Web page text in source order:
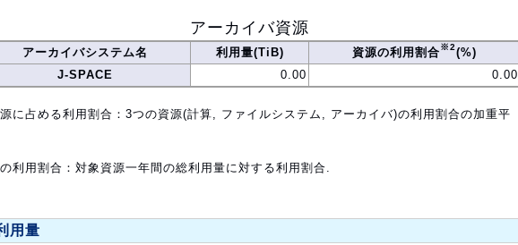
アーカイバ資源
アーカイバシステム名 利用量(TiB) 資源の利用割合※2(%)
J-SPACE
0.00 0.00
に占める利用割合：3つの資源(計算, ファイルシステム, アーカイバ)の利用割合の加重平
利用割合：対象資源一年間の総利用量に対する利用割合.
用量